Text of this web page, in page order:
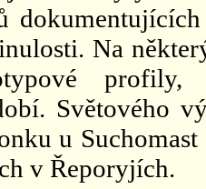
Na
Světového
u
v Řeporyjích.